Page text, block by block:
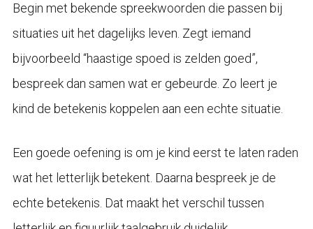
Begin met bekende spreekwoorden die passen bij
situaties uit het dagelijks leven. Zegt iemand
bijvoorbeeld “haastige spoed is zelden goed”,
bespreek dan samen wat er gebeurde. Zo leert je
kind de betekenis koppelen aan een echte situatie.
Een goede oefening is om je kind eerst te laten raden
wat het letterlijk betekent. Daarna bespreek je de
echte betekenis. Dat maakt het verschil tussen